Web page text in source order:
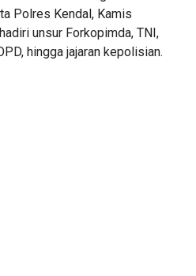
Polres Kendal, Kamis
unsur Forkopimda, TNI,
hingga jajaran kepolisian.